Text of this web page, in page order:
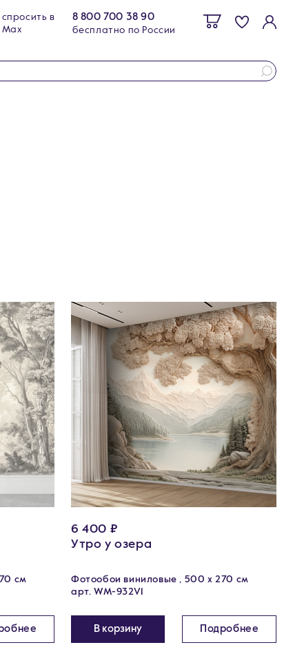
спросить в
Max
8 800 700 38 90
бесплатно по России
см
6 400 ₽
Утро у озера
Фотообои виниловые , 500 x 270 см
арт. WM-932V1
В корзину Подробнее